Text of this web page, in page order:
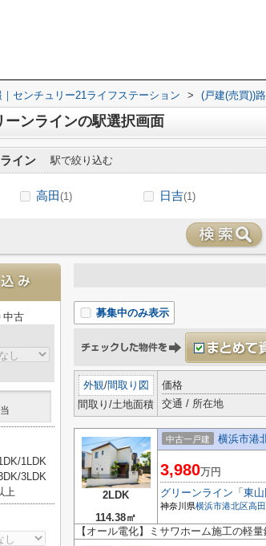
センチュリー21ライフステーション > (戸建(売買))
ンラインの駅選択画面
イン 駅で絞り込む
高田(1) 日吉(1)
募集中のみ表示
外観/間取り図
間取り/土地面積
価格
交通 / 所在地
2LDK
114.38㎡
中古一戸建 横浜市港
3,980万円
グリーンライン 「 東山
神奈川県横浜市港北区高
【オール電化】ミサワホーム施工の軽
中古
1LDK
3LDK
上